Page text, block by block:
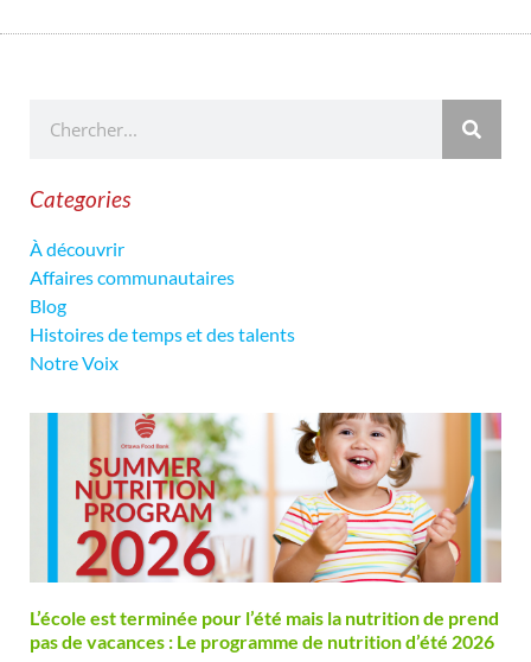
Categories
À découvrir
Affaires communautaires
Blog
Histoires de temps et des talents
Notre Voix
L’école est terminée pour l’été mais la nutrition de prend
pas de vacances : Le programme de nutrition d’été 2026